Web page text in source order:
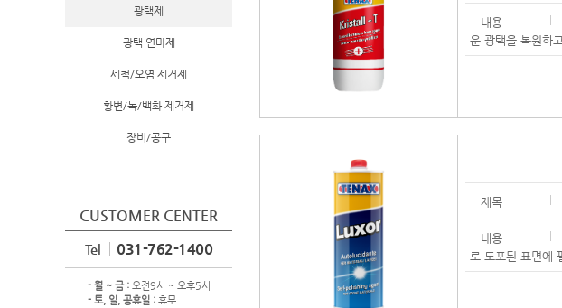
광택제
광택 연마제
세척/오염 제거제
황변/녹/백화 제거제
장비/공구
CUSTOMER CENTER
Tel 031-762-1400
- 월 ~ 금 :오전9시 ~ 오후5시
- 토, 일, 공휴일 :휴무
내용
운 광택을 복원하
제목
내용
로 도포된 표면에